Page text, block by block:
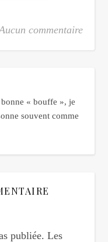
commentaire
« bouffe », je
souvent comme
publiée. Les